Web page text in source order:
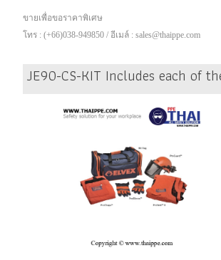
ขายเพื่อขอราคาพิเศษ
โทร : (+66)038-949850 / อีเมล์ : sales@thaippe.com
JE90-CS-KIT Includes each of